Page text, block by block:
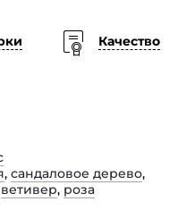
Качество
, сандаловое дерево,
ветивер, роза